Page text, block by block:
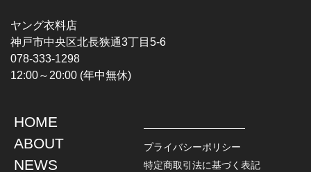
HARDCORE / PUNK
PROGLESSIVE ROCK
POPS
SOUL / R&B
CHAMPION
TOPS
L / S SHIRT
S / S SHIRT
JACKET
DENIM
LEATHER
ヤング衣料店
神戸市中央区北長狭通3丁目5-6
078-333-1298
12:00～20:00 (年中無休)
HOME
ABOUT
NEWS
プライバシーポリシー
特定商取引法に基づく表記